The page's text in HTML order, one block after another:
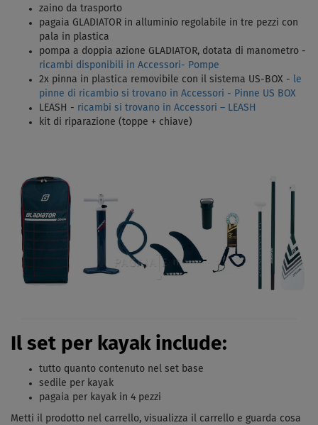
zaino da trasporto
pagaia GLADIATOR in alluminio regolabile in tre pezzi con
pala in plastica
pompa a doppia azione GLADIATOR, dotata di manometro -
ricambi disponibili in Accessori- Pompe
2x pinna in plastica removibile con il sistema US-BOX - le
pinne di ricambio si trovano in Accessori - Pinne US BOX
LEASH - ricambi si trovano in Accessori – LEASH
kit di riparazione (toppe + chiave)
Il set per kayak include:
tutto quanto contenuto nel set base
sedile per kayak
pagaia per kayak in 4 pezzi
Metti il ​​prodotto nel carrello, visualizza il carrello e guarda cosa